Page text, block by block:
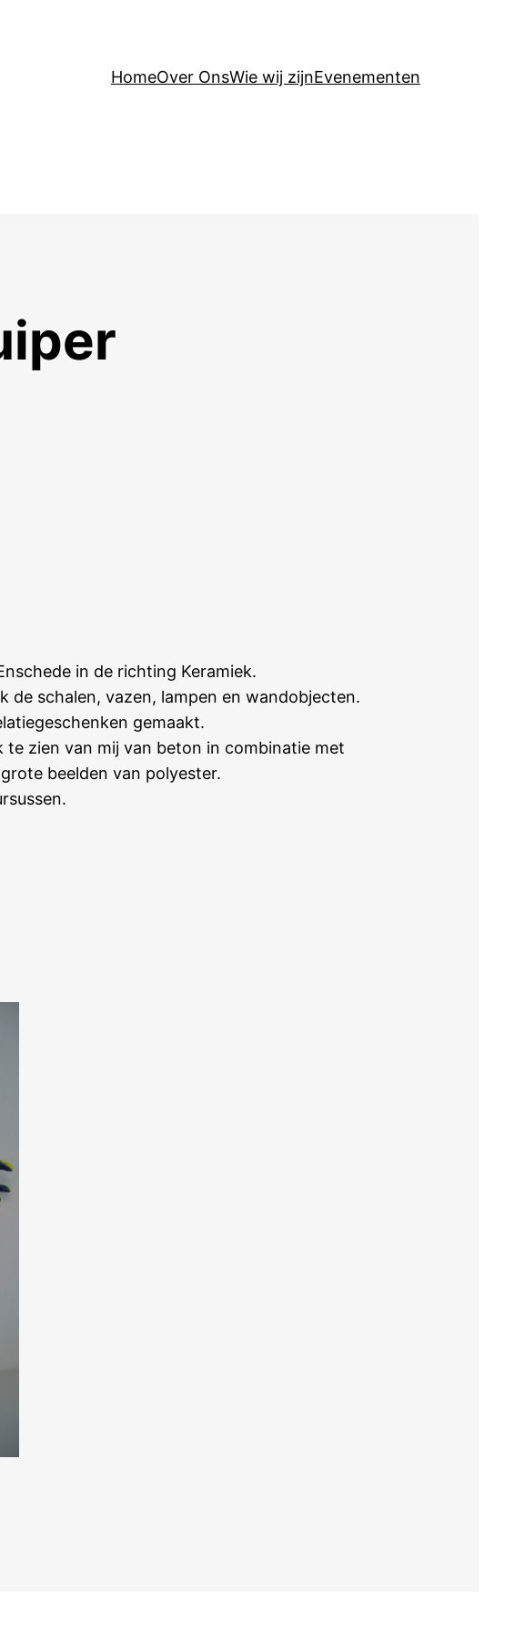
HomeOver OnsWie wij zijnEvenementen
in de richting Keramiek.
schalen, vazen, lampen en wandobjecten.
gemaakt.
te zien van mij van beton in combinatie met
beelden van polyester.